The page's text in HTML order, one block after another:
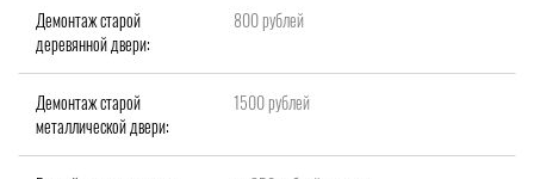
Демонтаж старой
деревянной двери:
800 рублей
Демонтаж старой
металлической двери:
1500 рублей